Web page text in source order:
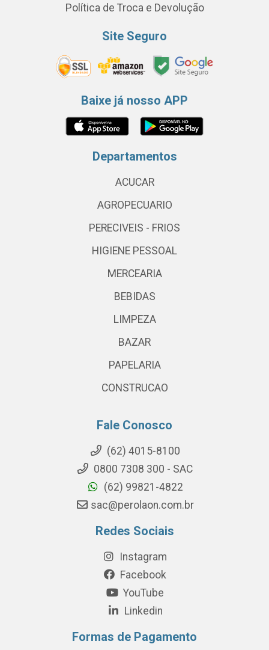
Política de Troca e Devolução
Site Seguro
Baixe já nosso APP
Departamentos
ACUCAR
AGROPECUARIO
PERECIVEIS - FRIOS
HIGIENE PESSOAL
MERCEARIA
BEBIDAS
LIMPEZA
BAZAR
PAPELARIA
CONSTRUCAO
Fale Conosco
(62) 4015-8100
0800 7308 300 - SAC
(62) 99821-4822
sac@perolaon.com.br
Redes Sociais
Instagram
Facebook
YouTube
Linkedin
Formas de Pagamento